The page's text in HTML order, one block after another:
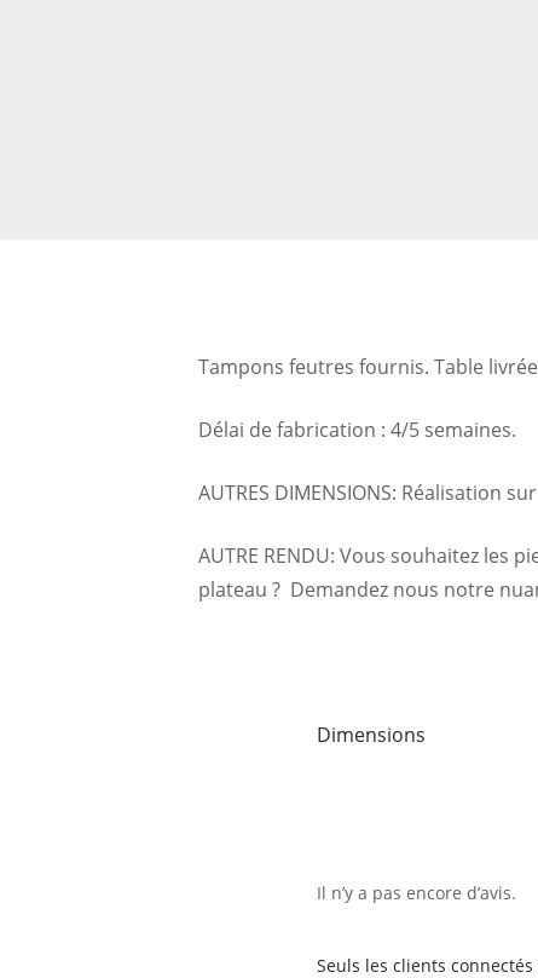
Tampons feutres fournis. Table
Délai de fabrication : 4/5 semaines.
AUTRES DIMENSIONS: Réalisation
AUTRE RENDU: Vous souhaitez
plateau ? Demandez nous notre
Dimensions
Il n’y a pas encore d’avis.
Seuls les clients